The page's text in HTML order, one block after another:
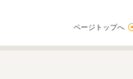
ページトップへ